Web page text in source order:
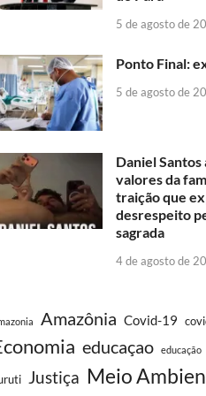
5 de agosto de
Ponto Final:
5 de agosto de
Daniel
valores da
traição que
desrespeito
sagrada
4 de agosto de
Amazônia Covid-19
educaçao educação
Justiça Meio